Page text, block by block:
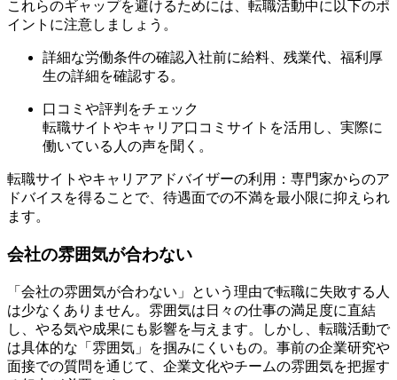
これらのギャップを避けるためには、転職活動中に以下のポ
イントに注意しましょう。
詳細な労働条件の確認入社前に給料、残業代、福利厚
生の詳細を確認する。
口コミや評判をチェック
転職サイトやキャリア口コミサイトを活用し、実際に
働いている人の声を聞く。
転職サイトやキャリアアドバイザーの利用：専門家からのア
ドバイスを得ることで、待遇面での不満を最小限に抑えられ
ます。
会社の雰囲気が合わない
「会社の雰囲気が合わない」という理由で転職に失敗する人
は少なくありません。雰囲気は日々の仕事の満足度に直結
し、やる気や成果にも影響を与えます。しかし、転職活動で
は具体的な「雰囲気」を掴みにくいもの。事前の企業研究や
面接での質問を通じて、企業文化やチームの雰囲気を把握す